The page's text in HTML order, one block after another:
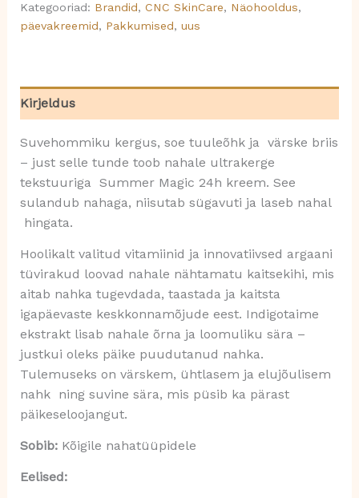
Kategooriad: Brandid, CNC SkinCare, Näohooldus,
päevakreemid, Pakkumised, uus
Kirjeldus
Suvehommiku kergus, soe tuuleõhk ja värske briis
– just selle tunde toob nahale ultrakerge
tekstuuriga Summer Magic 24h kreem. See
sulandub nahaga, niisutab sügavuti ja laseb nahal
hingata.
Hoolikalt valitud vitamiinid ja innovatiivsed argaani
tüvirakud loovad nahale nähtamatu kaitsekihi, mis
aitab nahka tugevdada, taastada ja kaitsta
igapäevaste keskkonnamõjude eest. Indigotaime
ekstrakt lisab nahale õrna ja loomuliku sära –
justkui oleks päike puudutanud nahka.
Tulemuseks on värskem, ühtlasem ja elujõulisem
nahk ning suvine sära, mis püsib ka pärast
päikeseloojangut.
Sobib: Kõigile nahatüüpidele
Eelised: